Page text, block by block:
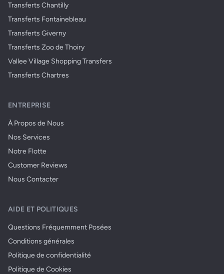
Transferts Chantilly
Transferts Fontainebleau
Transferts Giverny
Transferts Zoo de Thoiry
Vallee Village Shopping Transfers
Transferts Chartres
ENTREPRISE
À Propos de Nous
Nos Services
Notre Flotte
Customer Reviews
Nous Contacter
AIDE ET POLITIQUES
Questions Fréquemment Posées
Conditions générales
Politique de confidentialité
Politique de Cookies